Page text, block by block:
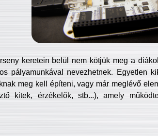
keretein belül nem kötjük meg a
pályamunkával nevezhetnek. Egyetlen
meg kell építeni, vagy már meglévő
kitek, érzékelők, stb...), amely